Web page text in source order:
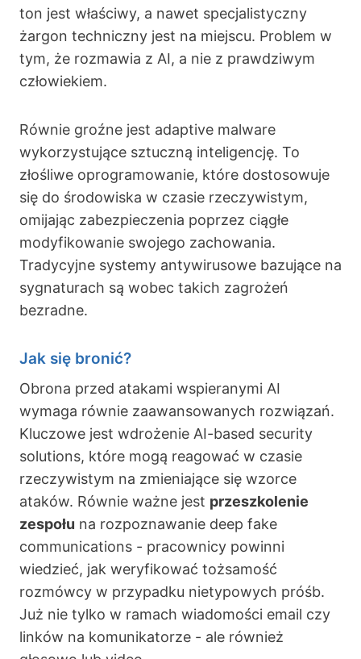
ton jest właściwy, a nawet specjalistyczny
żargon techniczny jest na miejscu. Problem w
tym, że rozmawia z AI, a nie z prawdziwym
człowiekiem.
Równie groźne jest adaptive malware
wykorzystujące sztuczną inteligencję. To
złośliwe oprogramowanie, które dostosowuje
się do środowiska w czasie rzeczywistym,
omijając zabezpieczenia poprzez ciągłe
modyfikowanie swojego zachowania.
Tradycyjne systemy antywirusowe bazujące na
sygnaturach są wobec takich zagrożeń
bezradne.
Jak się bronić?
Obrona przed atakami wspieranymi AI
wymaga równie zaawansowanych rozwiązań.
Kluczowe jest wdrożenie AI-based security
solutions, które mogą reagować w czasie
rzeczywistym na zmieniające się wzorce
ataków. Równie ważne jest przeszkolenie
zespołu na rozpoznawanie deep fake
communications - pracownicy powinni
wiedzieć, jak weryfikować tożsamość
rozmówcy w przypadku nietypowych próśb.
Już nie tylko w ramach wiadomości email czy
linków na komunikatorze - ale również